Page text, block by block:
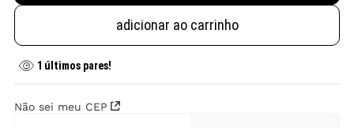
adicionar ao carrinho
1 últimos pares!
Não sei meu CEP